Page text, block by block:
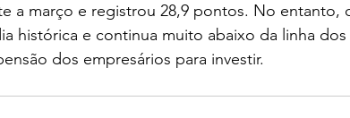
a março e registrou 28,9 pontos. No entanto,
histórica e continua muito abaixo da linha
dos empresários para investir.